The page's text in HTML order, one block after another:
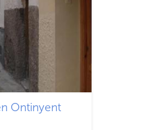
Ontinyent